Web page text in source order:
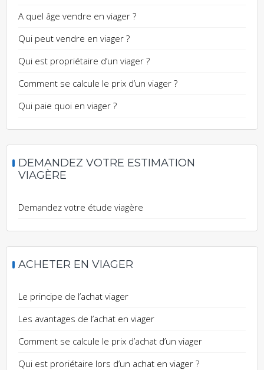
A quel âge vendre en viager ?
Qui peut vendre en viager ?
Qui est propriétaire d’un viager ?
Comment se calcule le prix d’un viager ?
Qui paie quoi en viager ?
DEMANDEZ VOTRE ESTIMATION
VIAGÈRE
Demandez votre étude viagère
ACHETER EN VIAGER
Le principe de l’achat viager
Les avantages de l’achat en viager
Comment se calcule le prix d’achat d’un viager
Qui est proriétaire lors d’un achat en viager ?